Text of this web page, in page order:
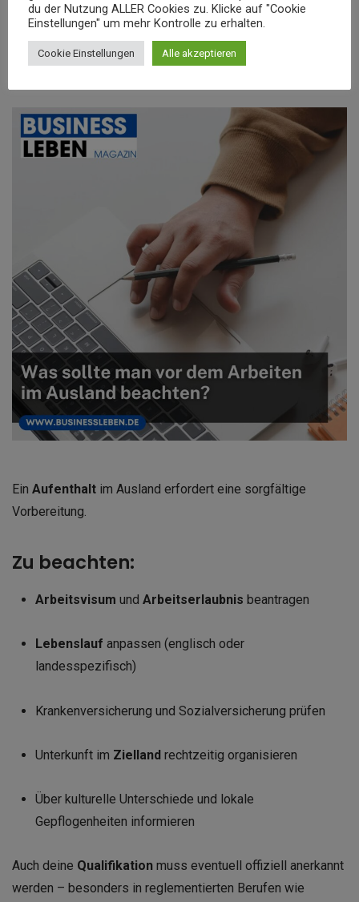
Was sollte man vor dem
Arbeiten im Ausland beachten?
Ein Aufenthalt im Ausland erfordert eine sorgfältige
Vorbereitung.
Zu beachten:
Arbeitsvisum und Arbeitserlaubnis beantragen
Lebenslauf anpassen (englisch oder
landesspezifisch)
Krankenversicherung und Sozialversicherung prüfen
Unterkunft im Ziellandrechtzeitig organisieren
Über kulturelle Unterschiede und lokale
Gepflogenheiten informieren
Auch deine Qualifikation muss eventuell offiziell anerkannt
werden – besonders in reglementierten Berufen wie
du der Nutzung ALLER Cookies zu. Klicke auf "Cookie
Einstellungen" um mehr Kontrolle zu erhalten.
Cookie Einstellungen Alle akzeptieren